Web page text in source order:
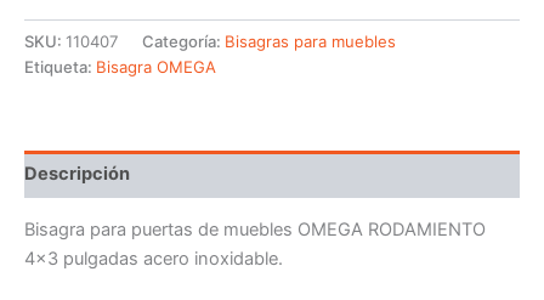
SKU: 110407 Categoría: Bisagras para muebles
Etiqueta: Bisagra OMEGA
Descripción
Bisagra para puertas de muebles OMEGA RODAMIENTO
4×3 pulgadas acero inoxidable.